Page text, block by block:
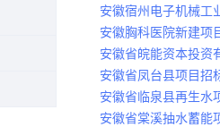
安徽宿州电子机械工
安徽胸科医院新建项
安徽省皖能资本投资
统建设项目招标
安徽省凤台县项目招
安徽省临泉县再生水
安徽省棠溪抽水蓄能